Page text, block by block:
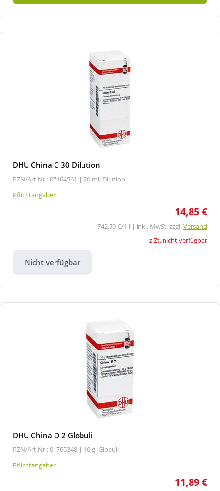
DHU China C 30 Dilution
PZN/Art.Nr.: 07164561 | 20 ml, Dilution
Pflichtangaben
14,85 €
742,50 €/1 l | inkl. MwSt. zzgl.Versand
z.Zt. nicht verfügbar
Nicht verfügbar
DHU China D 2 Globuli
PZN/Art.Nr.: 01765348 | 10 g, Globuli
Pflichtangaben
11,89 €